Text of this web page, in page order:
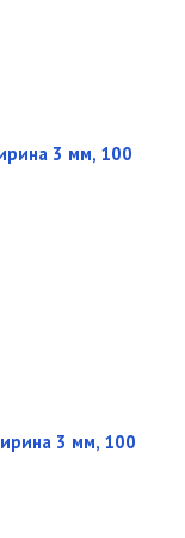
3 мм, 100
3 мм, 100